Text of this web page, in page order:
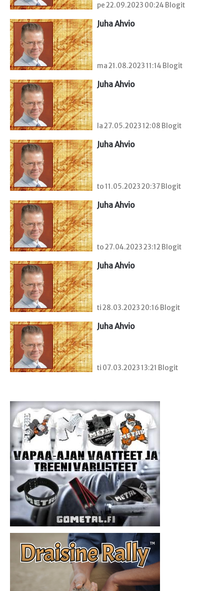
pe 22.09.2023 00:24 Blogit
Juha Ahvio
ma 21.08.2023 11:14 Blogit
Juha Ahvio
la 27.05.2023 12:08 Blogit
Juha Ahvio
to 11.05.2023 20:37 Blogit
Juha Ahvio
to 27.04.2023 23:12 Blogit
Juha Ahvio
ti 28.03.2023 20:16 Blogit
Juha Ahvio
ti 07.03.2023 13:21 Blogit